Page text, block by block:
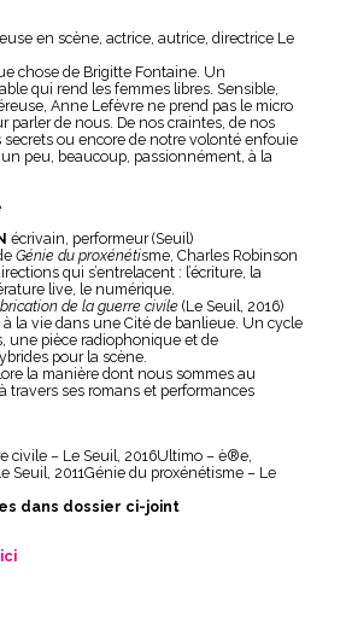
en scène, actrice, autrice, directrice Le
chose de Brigitte Fontaine. Un
qui rend les femmes libres. Sensible,
Anne Lefèvre ne prend pas le micro
parler de nous. De nos craintes, de nos
secrets ou encore de notre volonté enfouie
peu, beaucoup, passionnément, à la
écrivain, performeur (Seuil)
Génie du proxénétisme, Charles Robinson
qui s’entrelacent : l’écriture, la
live, le numérique.
de la guerre civile(Le Seuil, 2016)
la vie dans une Cité de banlieue. Un cycle
une pièce radiophonique et de
pour la scène.
la manière dont nous sommes au
travers ses romans et performances
civile – Le Seuil, 2016Ultimo – è®e,
Seuil, 2011Génie du proxénétisme – Le
dans dossier ci-joint
ici